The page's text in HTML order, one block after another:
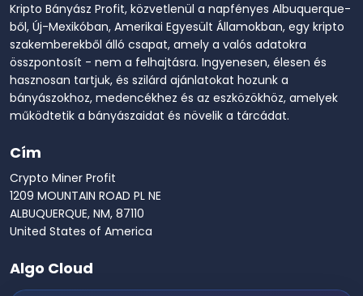
Kripto Bányász Profit, közvetlenül a napfényes Albuquerque-
ből, Új-Mexikóban, Amerikai Egyesült Államokban, egy kripto
szakemberekből álló csapat, amely a valós adatokra
összpontosít - nem a felhajtásra. Ingyenesen, élesen és
hasznosan tartjuk, és szilárd ajánlatokat hozunk a
bányászokhoz, medencékhez és az eszközökhöz, amelyek
működtetik a bányászaidat és növelik a tárcádat.
Cím
Crypto Miner Profit
1209 MOUNTAIN ROAD PL NE
ALBUQUERQUE, NM, 87110
United States of America
Algo Cloud